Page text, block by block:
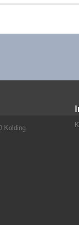
Kolding